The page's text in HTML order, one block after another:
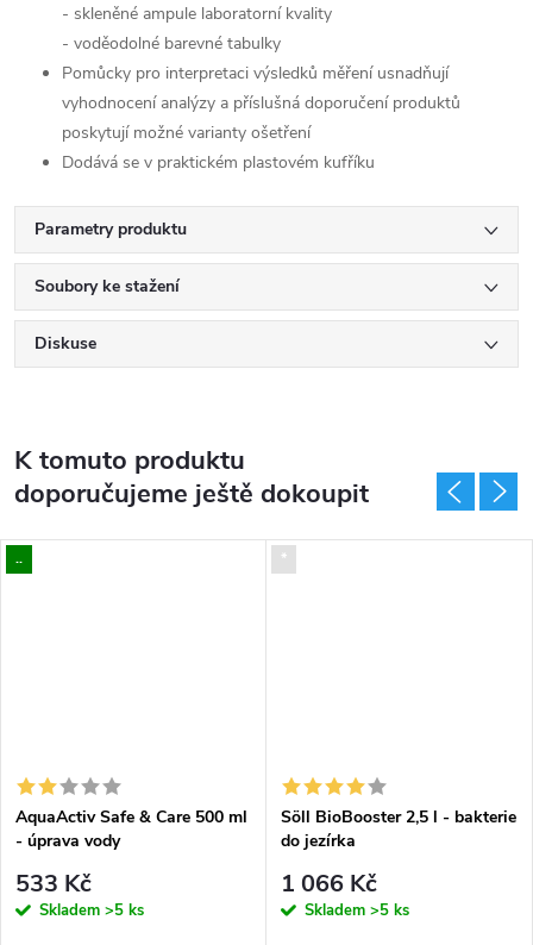
- skleněné ampule laboratorní kvality
- voděodolné barevné tabulky
Pomůcky pro interpretaci výsledků měření usnadňují
vyhodnocení analýzy a příslušná doporučení produktů
poskytují možné varianty ošetření
Dodává se v praktickém plastovém kufříku
Parametry produktu
Soubory ke stažení
Diskuse
K tomuto produktu
doporučujeme ještě dokoupit
..
AquaActiv Safe & Care 500 ml
- úprava vody
533 Kč
Skladem >5 ks
*
Söll BioBooster 2,5 l - bakterie
do jezírka
1 066 Kč
Skladem >5 ks